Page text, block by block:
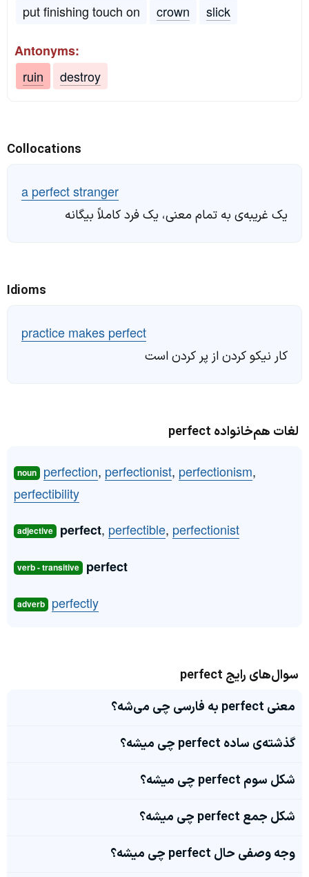
put finishing touch on
crown slick
Antonyms:
ruin
destroy
Collocations
a perfect stranger
یک غریبه‌ی به تمام معنی، یک فرد کاملاً بیگانه
Idioms
practice makes perfect
کار نیکو کردن از پر کردن است
لغات هم‌خانواده perfect
noun perfection, perfectionist, perfectionism,
perfectibility
adjective perfect, perfectible, perfectionist
verb - transitive perfect
adverb perfectly
سوال‌های رایج perfect
معنی perfect به فارسی چی می‌شه؟
گذشته‌ی ساده perfect چی میشه؟
شکل سوم perfect چی میشه؟
شکل جمع perfect چی میشه؟
وجه وصفی حال perfect چی میشه؟